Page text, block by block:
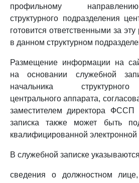
профильному
структурного подразделения
готовится ответственными за
в данном структурном
Размещение информации на
на основании служебной
начальника
центрального аппарата,
заместителем директора ФССП
записка также может быть
квалифицированной
В служебной записке
сведения о должностном